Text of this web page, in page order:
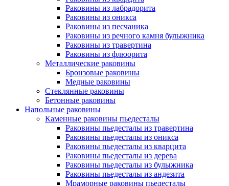
Раковины из лабрадорита
Раковины из оникса
Раковины из песчаника
Раковины из речного камня булыжника
Раковины из травертина
Раковины из флюорита
Металлические раковины
Бронзовые раковины
Медные раковины
Стеклянные раковины
Бетонные раковины
Напольные раковины
Каменные раковины пьедесталы
Раковины пьедесталы из травертина
Раковины пьедесталы из оникса
Раковины пьедесталы из кварцита
Раковины пьедесталы из дерева
Раковины пьедесталы из булыжника
Раковины пьедесталы из андезита
Мраморные раковины пьедесталы